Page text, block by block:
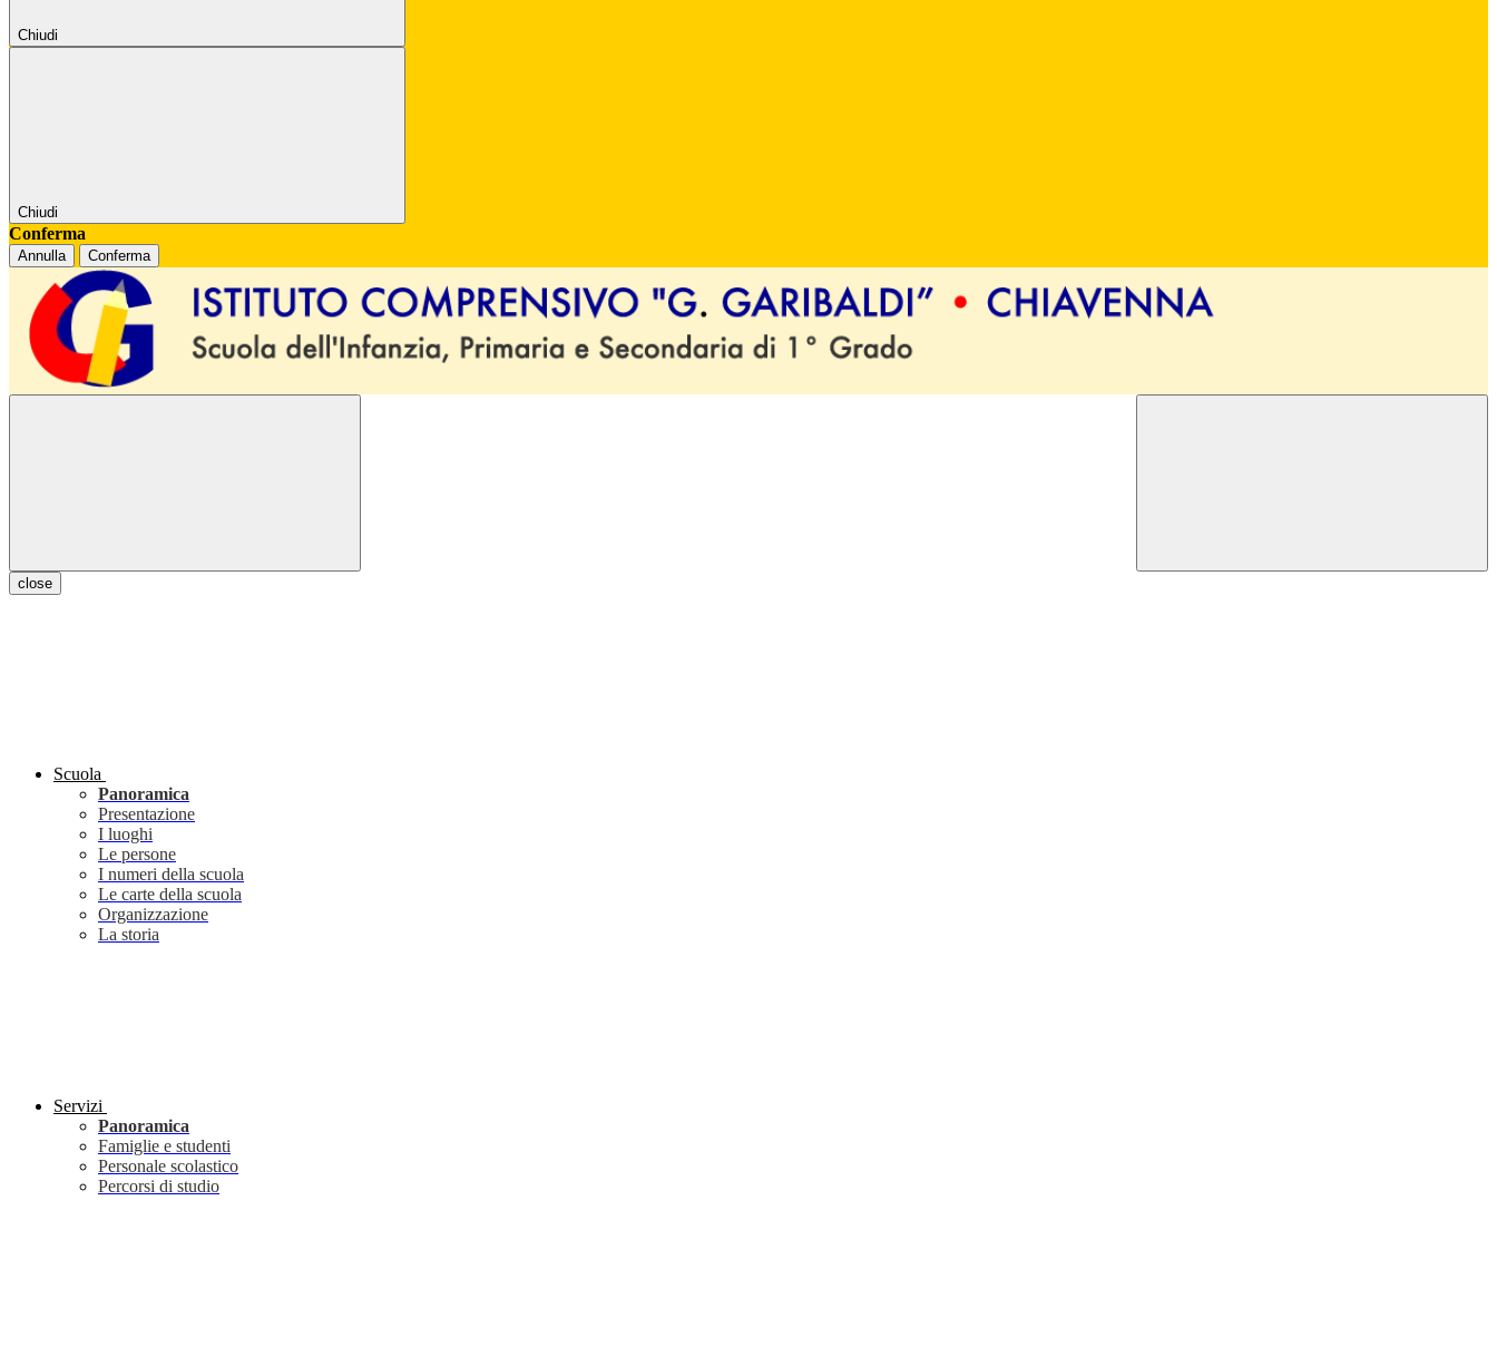
Chiudi
Chiudi
Conferma
Annulla Conferma
close
Scuola
Panoramica
Presentazione
I luoghi
Le persone
I numeri della scuola
Le carte della scuola
Organizzazione
La storia
Servizi
Panoramica
Famiglie e studenti
Personale scolastico
Percorsi di studio